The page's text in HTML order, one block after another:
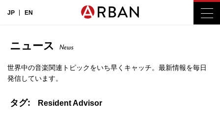
JP EN
ニュース News
世界中の音楽関連トピックをいち早くキャッチ。最新情報を毎日
発信しています。
タグ: Resident Advisor